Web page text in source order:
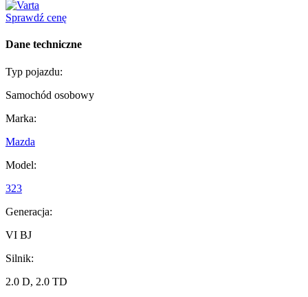
Sprawdź cenę
Dane techniczne
Typ pojazdu:
Samochód osobowy
Marka:
Mazda
Model:
323
Generacja:
VI BJ
Silnik:
2.0 D, 2.0 TD